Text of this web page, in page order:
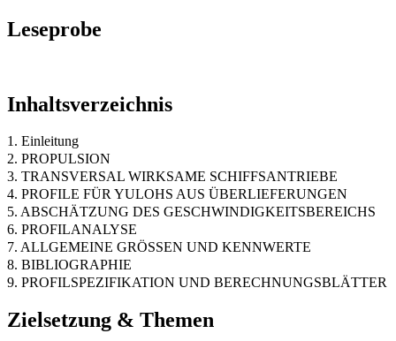
Leseprobe
Inhaltsverzeichnis
1. Einleitung
2. PROPULSION
3. TRANSVERSAL WIRKSAME SCHIFFSANTRIEBE
4. PROFILE FÜR YULOHS AUS ÜBERLIEFERUNGEN
5. ABSCHÄTZUNG DES GESCHWINDIGKEITSBEREICHS
6. PROFILANALYSE
7. ALLGEMEINE GRÖSSEN UND KENNWERTE
8. BIBLIOGRAPHIE
9. PROFILSPEZIFIKATION UND BERECHNUNGSBLÄTTER
Zielsetzung & Themen